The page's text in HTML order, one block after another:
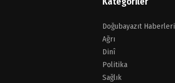
Doğubayazıt Haberleri
Ağrı
Dinî
Politika
Sağlık